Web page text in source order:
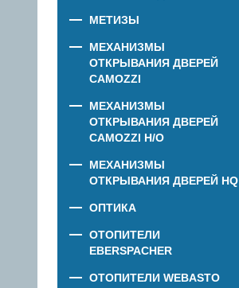
МЕТИЗЫ
МЕХАНИЗМЫ
ОТКРЫВАНИЯ ДВЕРЕЙ
CAMOZZI
МЕХАНИЗМЫ
ОТКРЫВАНИЯ ДВЕРЕЙ
CAMOZZI Н/О
МЕХАНИЗМЫ
ОТКРЫВАНИЯ ДВЕРЕЙ HQ
ОПТИКА
ОТОПИТЕЛИ
EBERSPACHER
ОТОПИТЕЛИ WEBASTO